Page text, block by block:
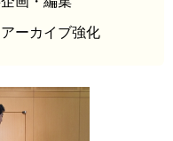
ーカイブ強化